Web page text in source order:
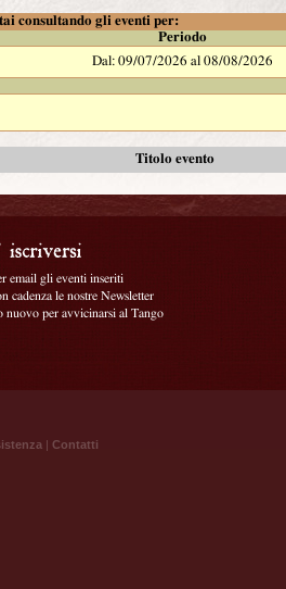
consultando gli eventi per:
Periodo
Dal: 09/07/2026 al 08/08/2026
Titolo evento
email gli eventi inseriti
cadenza le nostre Newsletter
nuovo per avvicinarsi al Tango
| Contatti